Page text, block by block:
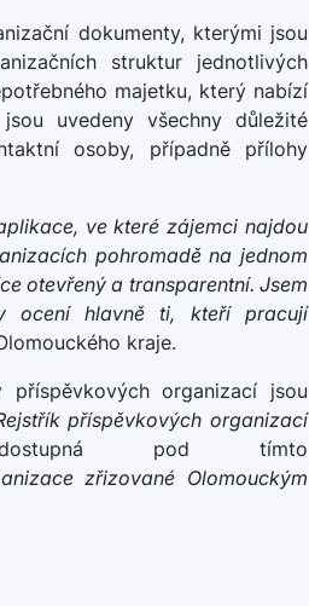
dokumenty, kterými jsou
struktur jednotlivých
majetku, který nabízí
uvedeny všechny důležité
osoby, případně přílohy
ve které zájemci najdou
pohromadě na jednom
otevřený a transparentní. Jsem
ocení hlavně ti, kteří pracují
kraje.
organizací jsou
příspěvkových organizací
pod tímto
zřizované Olomouckým